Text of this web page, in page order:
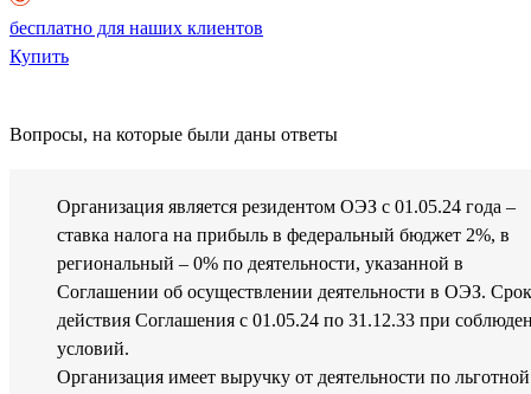
бесплатно для наших клиентов
Купить
Вопросы, на которые были даны ответы
Организация является резидентом ОЭЗ с 01.05.24 года –
ставка налога на прибыль в федеральный бюджет 2%, в
региональный – 0% по деятельности, указанной в
Соглашении об осуществлении деятельности в ОЭЗ. Срок
действия Соглашения с 01.05.24 по 31.12.33 при
условий.
Организация имеет выручку от деятельности по льготной